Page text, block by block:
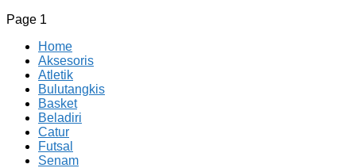
Page 1
Home
Aksesoris
Atletik
Bulutangkis
Basket
Beladiri
Catur
Futsal
Senam